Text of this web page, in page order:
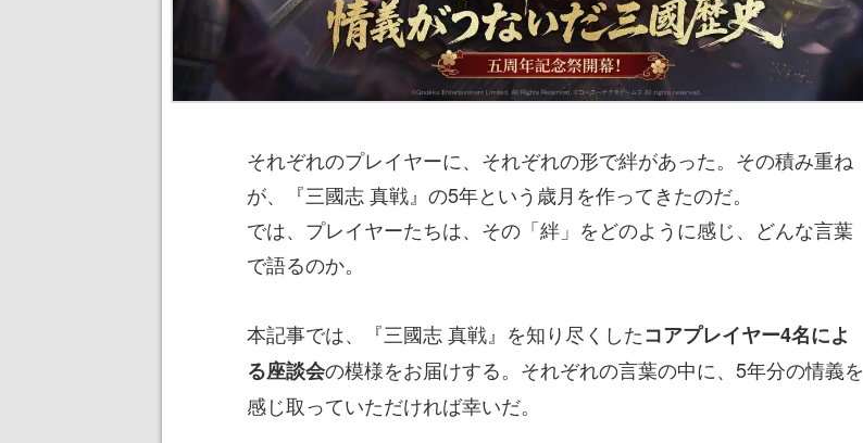
それぞれのプレイヤーに、それぞれの形で絆があった。その積み重ね
が、『三國志 真戦』の5年という歳月を作ってきたのだ。
では、プレイヤーたちは、その「絆」をどのように感じ、どんな言葉
で語るのか。
本記事では、『三國志 真戦』を知り尽くしたコアプレイヤー4名によ
る座談会の模様をお届けする。それぞれの言葉の中に、5年分の情義を
感じ取っていただければ幸いだ。